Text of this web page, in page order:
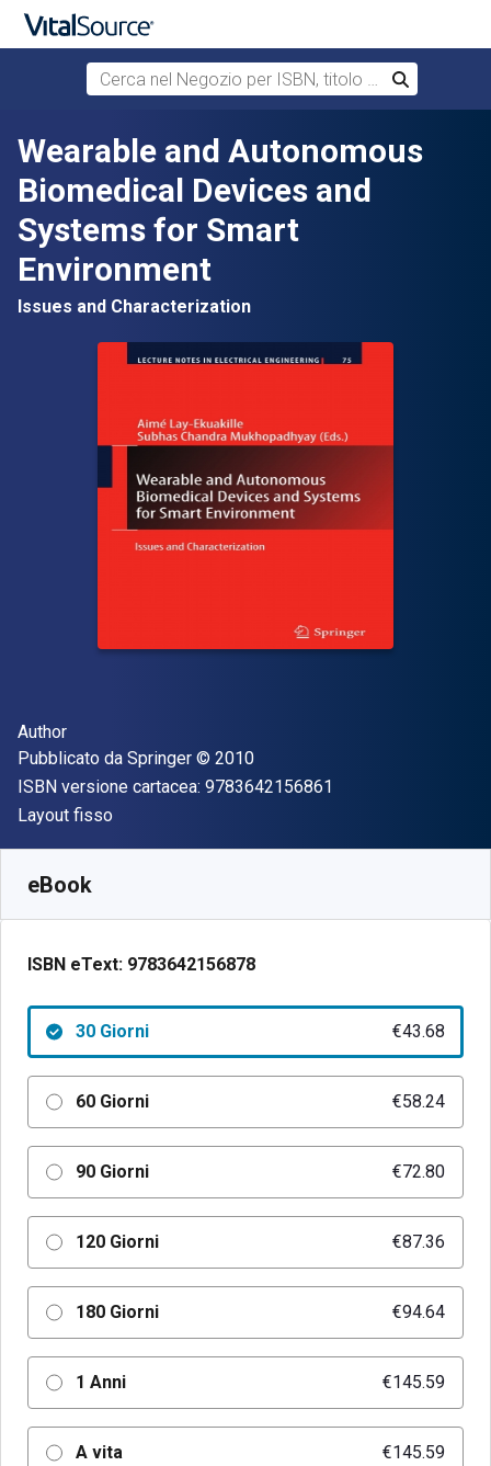
Passa al contenuto principale
Cerca nel Negozio per ISBN, titolo o autore
Cerca
Wearable and Autonomous
Biomedical Devices and
Systems for Smart
Environment
Issues and Characterization
Autore(i)
Author
Editore
Pubblicato da Springer Copyright
© 2010
ISBN versione cartacea: 9783642156861
Formato
Layout fisso
eBook
ISBN eText: 9783642156878
30 Giorni €43.68
60 Giorni €58.24
90 Giorni €72.80
120 Giorni €87.36
180 Giorni €94.64
1 Anni €145.59
A vita €145.59